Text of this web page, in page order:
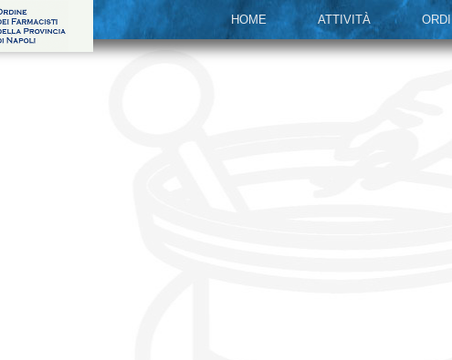
HOME ATTIVITÀ